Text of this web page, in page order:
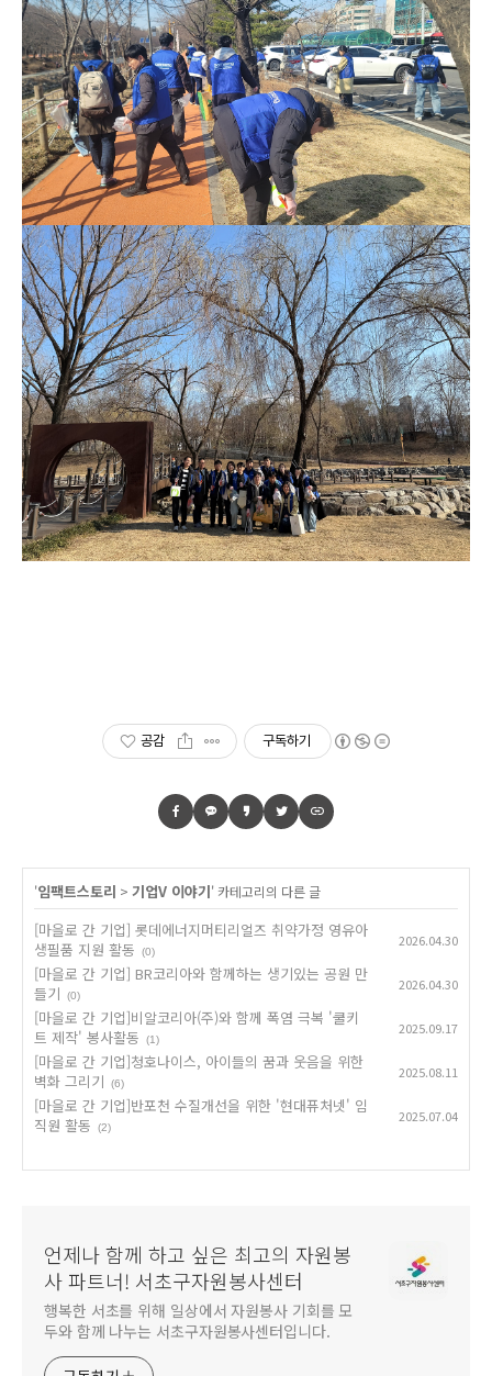
공감 구독하기
'임팩트스토리 > 기업V 이야기' 카테고리의 다른 글
[마을로 간 기업] 롯데에너지머티리얼즈 취약가정 영유아
생필품 지원 활동
(0)
2026.04.30
[마을로 간 기업] BR코리아와 함께하는 생기있는 공원 만
들기
(0)
2026.04.30
[마을로 간 기업]비알코리아(주)와 함께 폭염 극복 '쿨키
트 제작' 봉사활동
(1)
2025.09.17
[마을로 간 기업]청호나이스, 아이들의 꿈과 웃음을 위한
벽화 그리기
(6)
2025.08.11
[마을로 간 기업]반포천 수질개선을 위한 '현대퓨처넷' 임
직원 활동
(2)
2025.07.04
언제나 함께 하고 싶은 최고의 자원봉
사 파트너! 서초구자원봉사센터
행복한 서초를 위해 일상에서 자원봉사 기회를 모
두와 함께 나누는 서초구자원봉사센터입니다.